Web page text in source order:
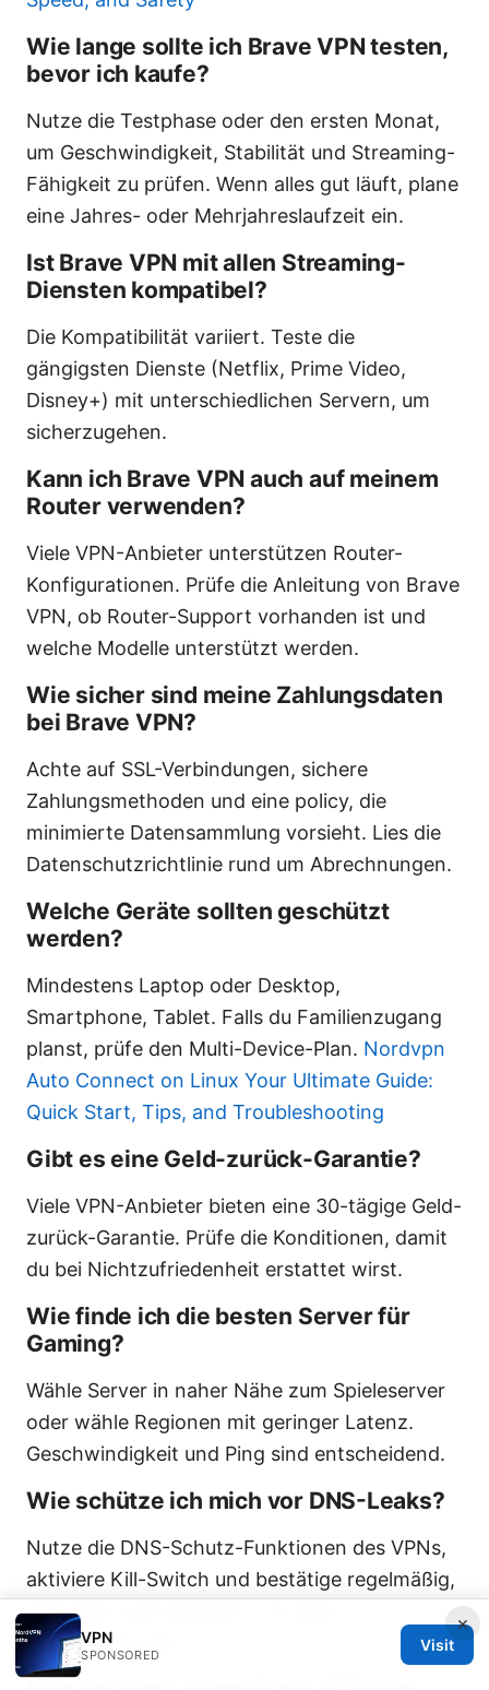
Wie lange sollte ich Brave VPN testen,
bevor ich kaufe?
Nutze die Testphase oder den ersten Monat,
um Geschwindigkeit, Stabilität und Streaming-
Fähigkeit zu prüfen. Wenn alles gut läuft, plane
eine Jahres- oder Mehrjahreslaufzeit ein.
Ist Brave VPN mit allen Streaming-
Diensten kompatibel?
Die Kompatibilität variiert. Teste die
gängigsten Dienste (Netflix, Prime Video,
Disney+) mit unterschiedlichen Servern, um
sicherzugehen.
Kann ich Brave VPN auch auf meinem
Router verwenden?
Viele VPN-Anbieter unterstützen Router-
Konfigurationen. Prüfe die Anleitung von Brave
VPN, ob Router-Support vorhanden ist und
welche Modelle unterstützt werden.
Wie sicher sind meine Zahlungsdaten
bei Brave VPN?
Achte auf SSL-Verbindungen, sichere
Zahlungsmethoden und eine policy, die
minimierte Datensammlung vorsieht. Lies die
Datenschutzrichtlinie rund um Abrechnungen.
Welche Geräte sollten geschützt
werden?
Mindestens Laptop oder Desktop,
Smartphone, Tablet. Falls du Familienzugang
planst, prüfe den Multi-Device-Plan. Nordvpn
Auto Connect on Linux Your Ultimate Guide:
Quick Start, Tips, and Troubleshooting
Gibt es eine Geld-zurück-Garantie?
Viele VPN-Anbieter bieten eine 30-tägige Geld-
zurück-Garantie. Prüfe die Konditionen, damit
du bei Nichtzufriedenheit erstattet wirst.
Wie finde ich die besten Server für
Gaming?
Wähle Server in naher Nähe zum Spieleserver
oder wähle Regionen mit geringer Latenz.
Geschwindigkeit und Ping sind entscheidend.
Wie schütze ich mich vor DNS-Leaks?
Nutze die DNS-Schutz-Funktionen des VPNs,
aktiviere Kill-Switch und bestätige regelmäßig,
dass kein Leck besteht, z. B. über
dnsleaktest.com.
×
VPN
SPONSORED
Visit